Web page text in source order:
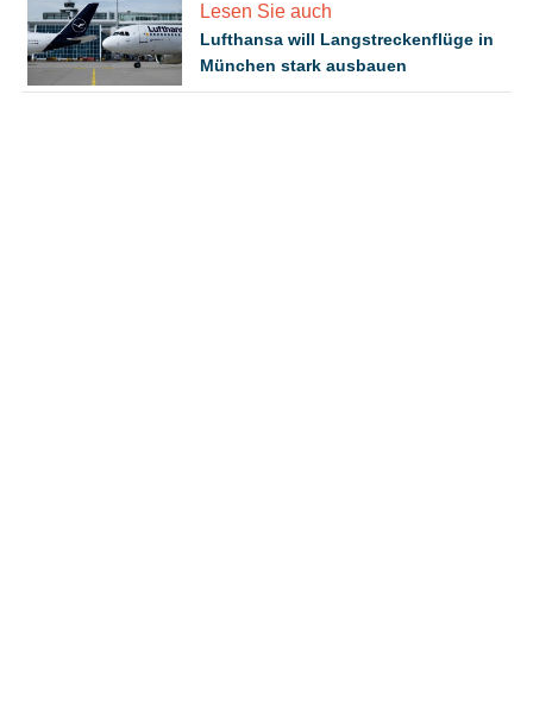
Lesen Sie auch
Lufthansa will Langstreckenflüge in
München stark ausbauen